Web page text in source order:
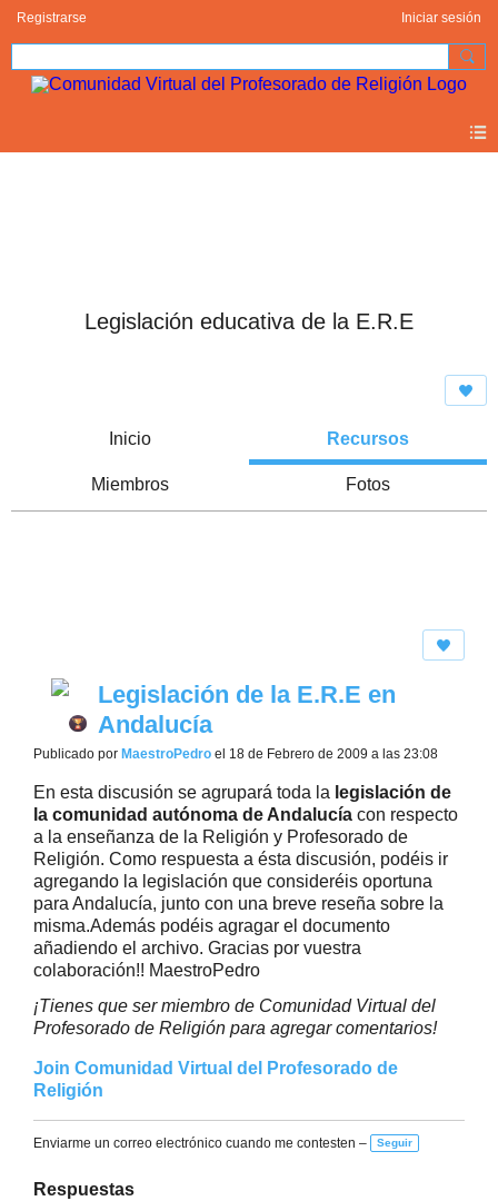
Registrarse Iniciar sesión
Legislación educativa de la E.R.E
Inicio Recursos
Miembros Fotos
Legislación de la E.R.E en
Andalucía
Publicado por MaestroPedro el 18 de Febrero de 2009 a las 23:08
En esta discusión se agrupará toda la legislación de
la comunidad autónoma de Andalucía con respecto
a la enseñanza de la Religión y Profesorado de
Religión. Como respuesta a ésta discusión, podéis ir
agregando la legislación que consideréis oportuna
para Andalucía, junto con una breve reseña sobre la
misma.Además podéis agragar el documento
añadiendo el archivo. Gracias por vuestra
colaboración!! MaestroPedro
¡Tienes que ser miembro de Comunidad Virtual del
Profesorado de Religión para agregar comentarios!
Join Comunidad Virtual del Profesorado de
Religión
Enviarme un correo electrónico cuando me contesten – Seguir
Respuestas